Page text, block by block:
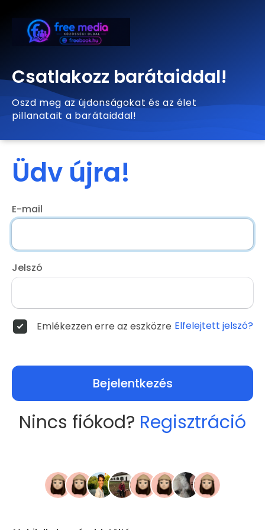
Csatlakozz barátaiddal!
Oszd meg az újdonságokat és az élet
pillanatait a barátaiddal!
Üdv újra!
E-mail
Jelszó
Emlékezzen erre az eszközre Elfelejtett jelszó?
Bejelentkezés
Nincs fiókod? Regisztráció